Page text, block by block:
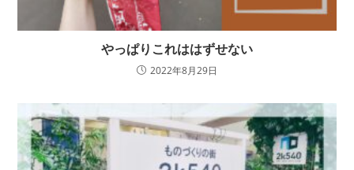
やっぱりこれははずせない
2022年8月29日